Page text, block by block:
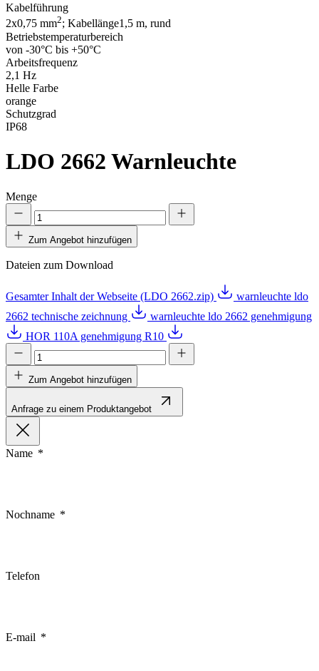
Kabelführung
2x0,75 mm2; Kabellänge1,5 m, rund
Betriebstemperaturbereich
von -30°C bis +50°C
Arbeitsfrequenz
2,1 Hz
Helle Farbe
orange
Schutzgrad
IP68
LDO 2662 Warnleuchte
Menge
Zum Angebot hinzufügen
Dateien zum Download
Gesamter Inhalt der Webseite (LDO 2662.zip)
warnleuchte ldo
2662 technische zeichnung
warnleuchte ldo 2662 genehmigung
HOR 110A genehmigung R10
Zum Angebot hinzufügen
Anfrage zu einem Produktangebot
Name
Nochname
Telefon
E-mail